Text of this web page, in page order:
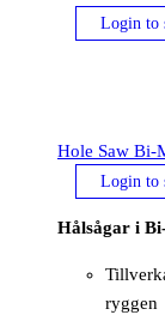
Login to
Hole Saw Bi-
Login to
Hålsågar i
ryggen